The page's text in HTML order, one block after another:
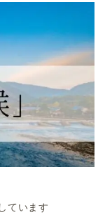
ています